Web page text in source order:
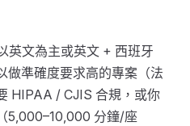
英文為主或英文 + 西班牙
做準確度要求高的專案（法
HIPAA / CJIS 合規，或你
5,000–10,000 分鐘/座